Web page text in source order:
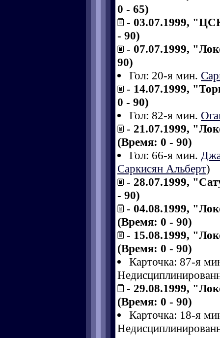
0 - 65)
- 03.07.1999,
- 90)
- 07.07.1999,
90)
Гол: 20-я мин.
- 14.07.1999,
0 - 90)
Гол: 82-я мин.
- 21.07.1999,
(Время: 0 - 90)
Гол: 66-я мин.
Саркисян Альберт)
- 28.07.1999,
- 90)
- 04.08.1999,
(Время: 0 - 90)
- 15.08.1999,
(Время: 0 - 90)
Карточка: 87-я
- 29.08.1999,
(Время: 0 - 90)
Карточка: 18-я